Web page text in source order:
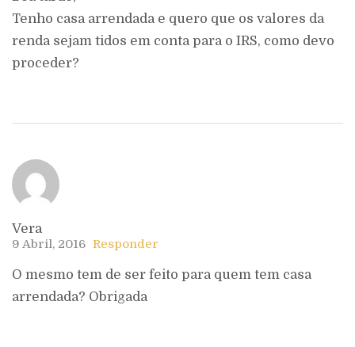
Tenho casa arrendada e quero que os valores da
renda sejam tidos em conta para o IRS, como devo
proceder?
Vera
9 Abril, 2016 Responder
O mesmo tem de ser feito para quem tem casa
arrendada? Obrigada